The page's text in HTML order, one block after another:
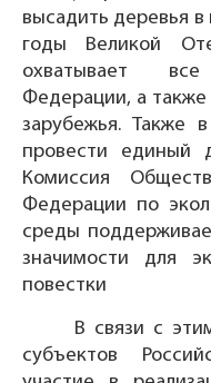
высадить деревья
годы Великой
охватывает
Федерации, а также
зарубежья. Также
провести единый
Комиссия
Федерации по
среды
значимости для
повестки
В связи с
субъектов